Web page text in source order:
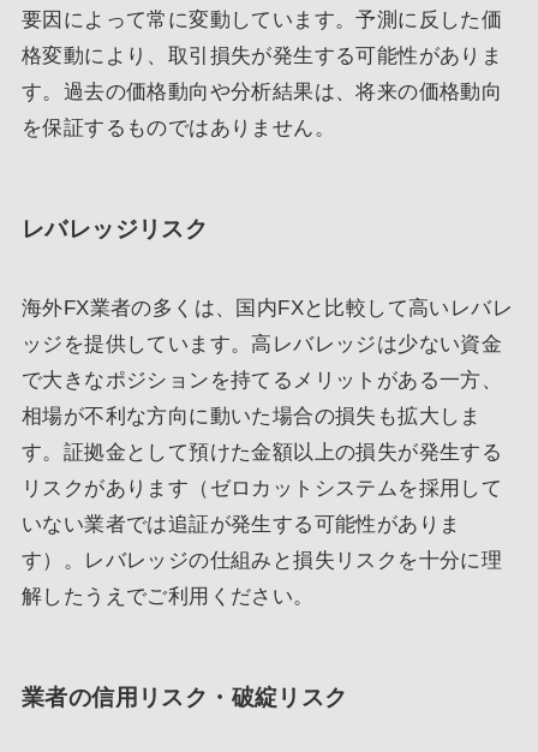
要因によって常に変動しています。予測に反した価
格変動により、取引損失が発生する可能性がありま
す。過去の価格動向や分析結果は、将来の価格動向
を保証するものではありません。
レバレッジリスク
海外FX業者の多くは、国内FXと比較して高いレバレ
ッジを提供しています。高レバレッジは少ない資金
で大きなポジションを持てるメリットがある一方、
相場が不利な方向に動いた場合の損失も拡大しま
す。証拠金として預けた金額以上の損失が発生する
リスクがあります（ゼロカットシステムを採用して
いない業者では追証が発生する可能性がありま
す）。レバレッジの仕組みと損失リスクを十分に理
解したうえでご利用ください。
業者の信用リスク・破綻リスク